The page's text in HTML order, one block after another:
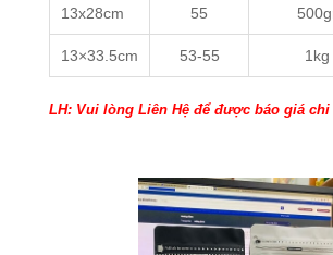
13x28cm 55
13×33.5cm 53-55 1kg
LH: Vui lòng Liên Hệ để được báo giá chi